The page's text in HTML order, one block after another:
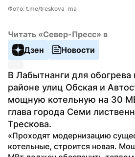
Фото: t.me/treskova_ma
Читать «Север-Пресс» в
Дзен
Новости
В Лабытнанги для обогрева
районе улиц Обская и
мощную котельную на 30
глава города Семи
Трескова.
«Проходят модернизацию
котельные, строится новая.